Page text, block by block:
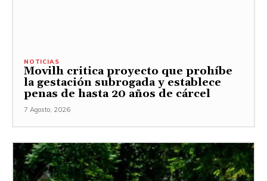
NOTICIAS
Movilh critica proyecto que prohíbe
la gestación subrogada y establece
penas de hasta 20 años de cárcel
7 Agosto, 2026